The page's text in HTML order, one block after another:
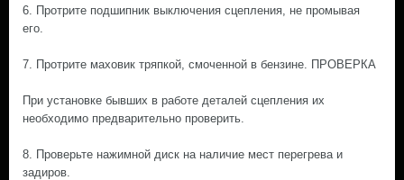
6. Протрите подшипник выключения сцепления, не промывая
его.
7. Протрите маховик тряпкой, смоченной в бензине. ПРОВЕРКА
При установке бывших в работе деталей сцепления их
необходимо предварительно проверить.
8. Проверьте нажимной диск на наличие мест перегрева и
задиров.